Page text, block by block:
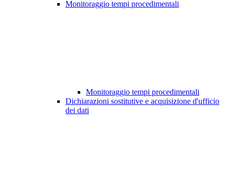
Monitoraggio tempi procedimentali
Monitoraggio tempi procedimentali
Dichiarazioni sostitutive e acquisizione d'ufficio
dei dati